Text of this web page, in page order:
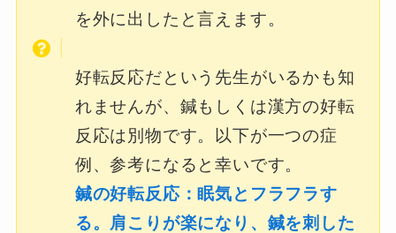
を外に出したと言えます。
好転反応だという先生がいるかも知
れませんが、鍼もしくは漢方の好転
反応は別物です。以下が一つの症
例、参考になると幸いです。
鍼の好転反応：眠気とフラフラす
る。肩こりが楽になり、鍼を刺した